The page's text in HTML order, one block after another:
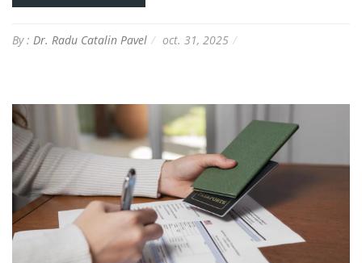
By : Dr. Radu Catalin Pavel oct. 31, 2025